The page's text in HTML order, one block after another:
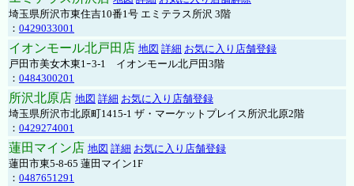
埼玉県所沢市東住吉10番1号 エミテラス所沢 3階
： 0429033001
イオンモール北戸田店 地図 詳細 お気に入り店舗登録
戸田市美女木東1ｰ3‐1 イオンモール北戸田3階
： 0484300201
所沢北原店 地図 詳細 お気に入り店舗登録
埼玉県所沢市北原町1415-1 ザ・マーケットプレイス所沢北原2階
： 0429274001
蓮田マイン店 地図 詳細 お気に入り店舗登録
蓮田市東5-8-65 蓮田マイン1F
： 0487651291